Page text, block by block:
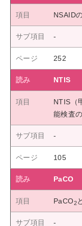
NSAID
252
NTIS
NTIS（
能検査
105
PaCO
PaCO2